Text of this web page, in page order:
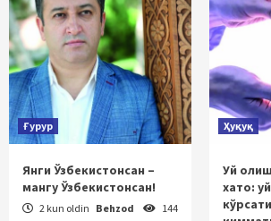
Ғурур
Янги Ўзбекистонсан –
мангу Ўзбекистонсан!
2 kun oldin Behzod 144
Ҳуқуқ
Уй
хато: